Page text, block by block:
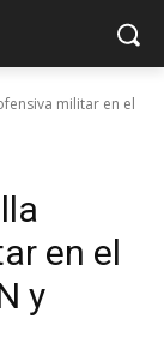
militar en el
en el
y